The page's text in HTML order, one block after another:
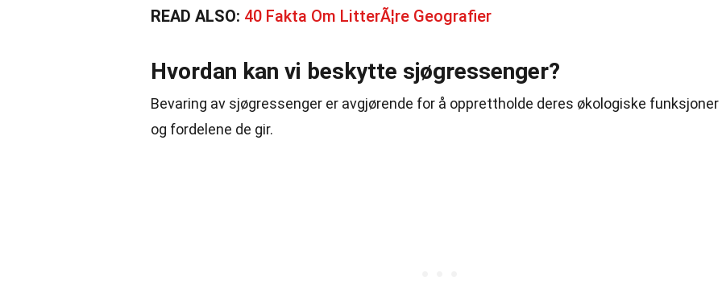
READ ALSO: 40 Fakta Om LitterÃ¦re Geografier
Hvordan kan vi beskytte sjøgressenger?
Bevaring av sjøgressenger er avgjørende for å opprettholde deres økologiske funksjoner
og fordelene de gir.